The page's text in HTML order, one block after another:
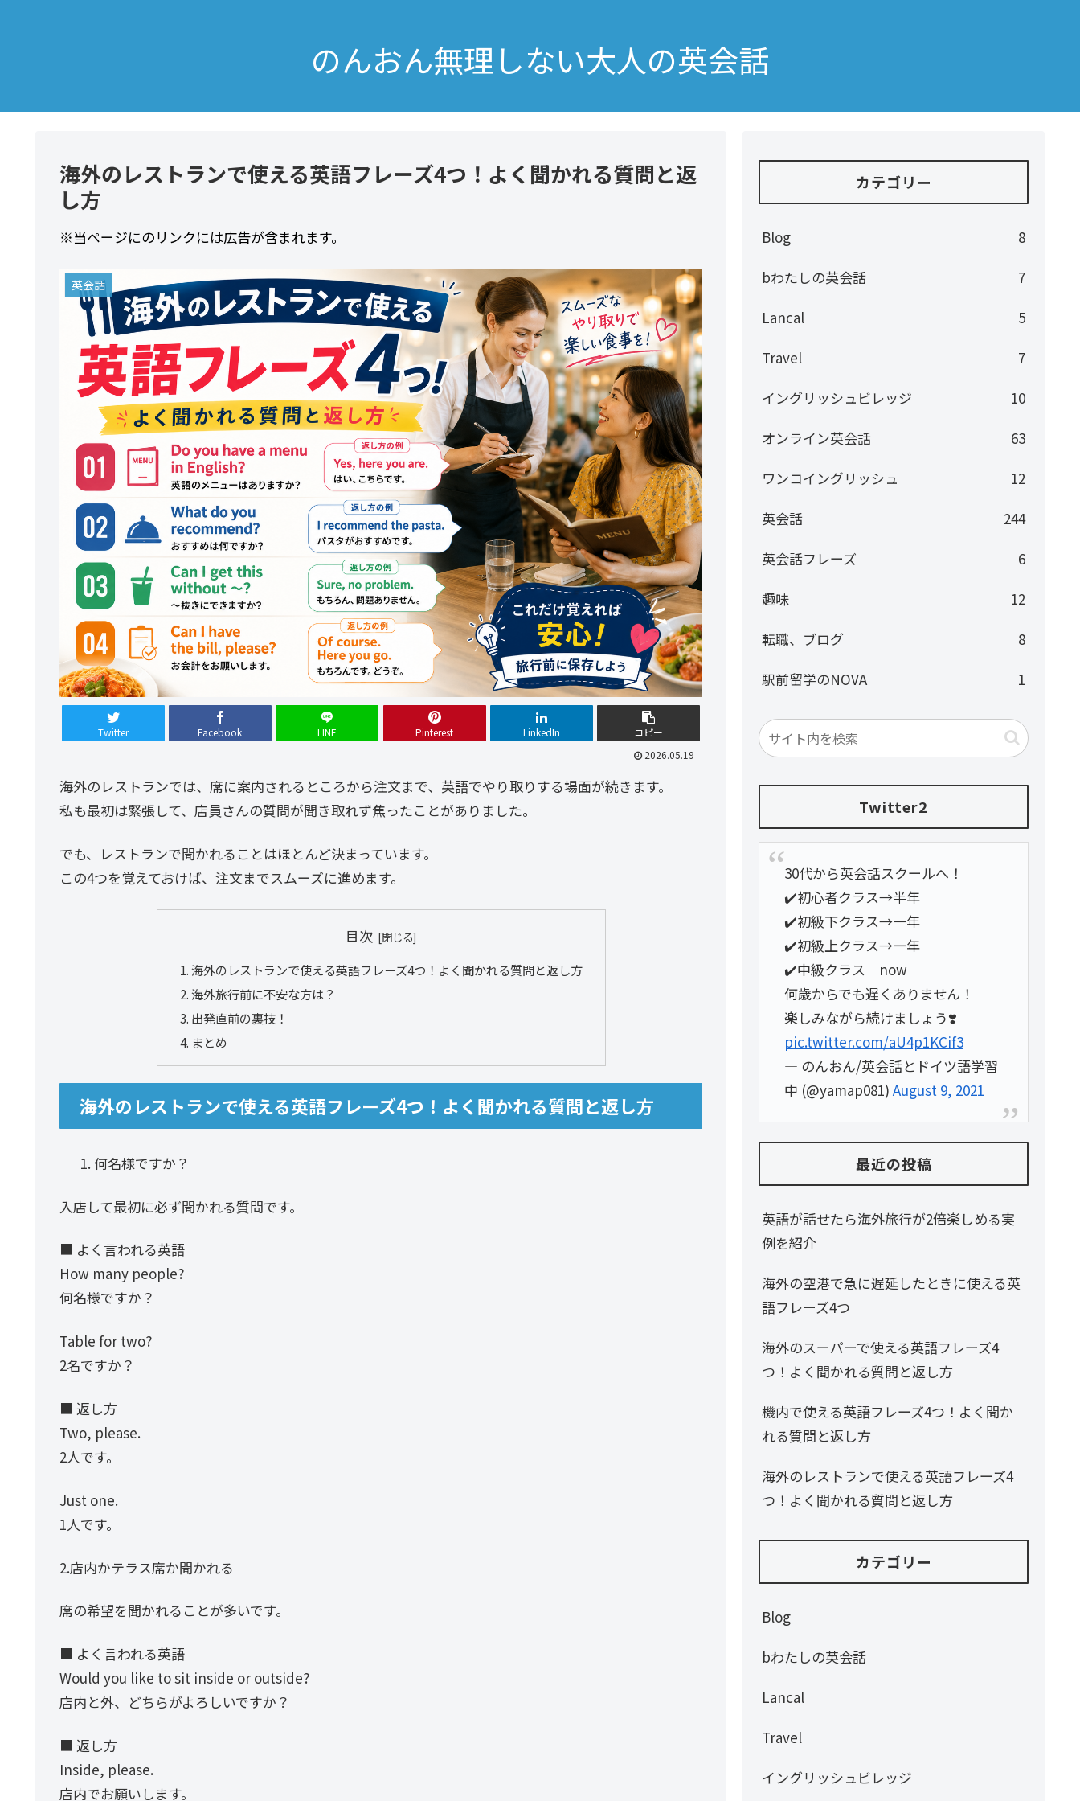
のんおん無理しない大人の英会話
海外のレストランで使える英語フレーズ4つ！よく聞かれる質問と返
し方
※当ページにのリンクには広告が含まれます。
英会話
Twitter Facebook LINE Pinterest LinkedIn
コピー
2026.05.19
海外のレストランでは、席に案内されるところから注文まで、英語でやり取りする場面が続きます。
私も最初は緊張して、店員さんの質問が聞き取れず焦ったことがありました。
でも、レストランで聞かれることはほとんど決まっています。
この4つを覚えておけば、注文までスムーズに進めます。
目次
海外のレストランで使える英語フレーズ4つ！よく聞かれる質問と返し方
海外旅行前に不安な方は？
出発直前の裏技！
まとめ
海外のレストランで使える英語フレーズ4つ！よく聞かれる質問と返し方
何名様ですか？
入店して最初に必ず聞かれる質問です。
■ よく言われる英語
How many people?
何名様ですか？
Table for two?
2名ですか？
■ 返し方
Two, please.
2人です。
Just one.
1人です。
2.店内かテラス席か聞かれる
席の希望を聞かれることが多いです。
■ よく言われる英語
Would you like to sit inside or outside?
店内と外、どちらがよろしいですか？
■ 返し方
Inside, please.
店内でお願いします。
カテゴリー
Blog
8
bわたしの英会話
7
Lancal
5
Travel
7
イングリッシュビレッジ
10
オンライン英会話
63
ワンコイングリッシュ
12
英会話
244
英会話フレーズ
6
趣味
12
転職、ブログ
8
駅前留学のNOVA
1
Twitter2
30代から英会話スクールへ！
✔️初心者クラス→半年
✔️初級下クラス→一年
✔️初級上クラス→一年
✔️中級クラス now
何歳からでも遅くありません！
楽しみながら続けましょう❣️
pic.twitter.com/aU4p1KCif3
— のんおん/英会話とドイツ語学習
中 (@yamap081) August 9, 2021
最近の投稿
英語が話せたら海外旅行が2倍楽しめる実
例を紹介
海外の空港で急に遅延したときに使える英
語フレーズ4つ
海外のスーパーで使える英語フレーズ4
つ！よく聞かれる質問と返し方
機内で使える英語フレーズ4つ！よく聞か
れる質問と返し方
海外のレストランで使える英語フレーズ4
つ！よく聞かれる質問と返し方
カテゴリー
Blog
bわたしの英会話
Lancal
Travel
イングリッシュビレッジ